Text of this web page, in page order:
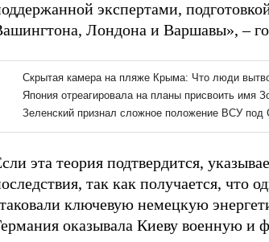
экспертами,
Лондона и Варшавы», –
эта теория подтвердится,
так как получается, что
ключевую немецкую
оказывала Киеву военную и